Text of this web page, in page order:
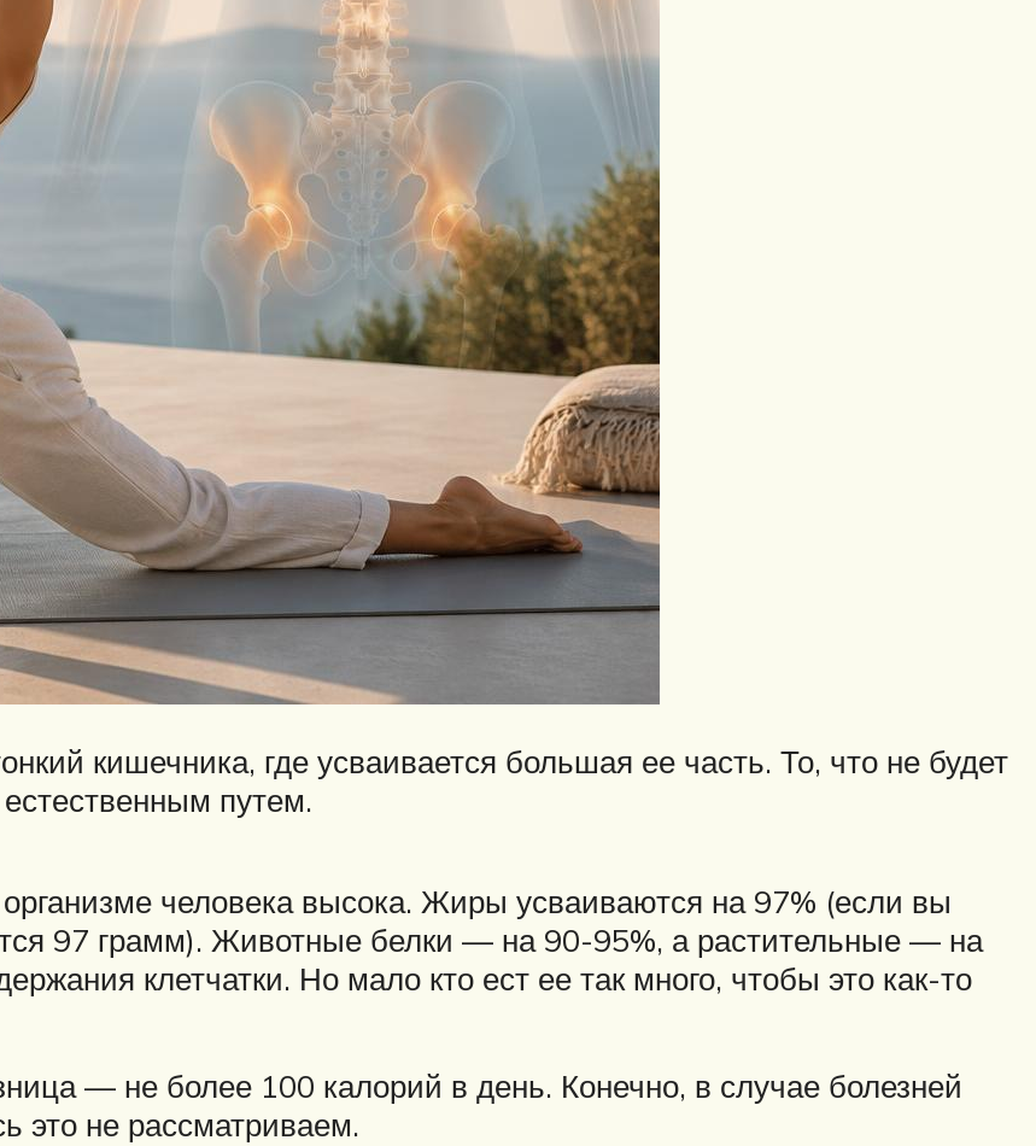
кишечника, где усваивается большая ее часть. То, что не будет
путем.
человека высока. Жиры усваиваются на 97% (если вы
97 грамм). Животные белки — на 90-95%, а растительные — на
клетчатки. Но мало кто ест ее так много, чтобы это как-то
— не более 100 калорий в день. Конечно, в случае болезней
это не рассматриваем.